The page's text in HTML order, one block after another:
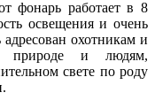
фонарь работает в 8
освещения и очень
охотникам и
природе и людям,
свете по роду